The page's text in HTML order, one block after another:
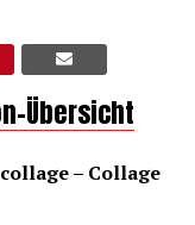
Übersicht
– Collage